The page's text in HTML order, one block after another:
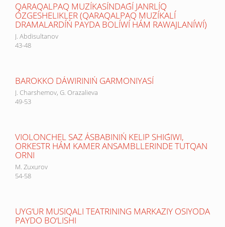
QARAQALPAQ MUZÍKASÍNDAǴÍ JANRLÍQ
ÓZGESHELIKLER (QARAQALPAQ MUZÍKALÍ
DRAMALARDÍŃ PAYDA BOLÍWÍ HÁM RAWAJLANÍWÍ)
J. Abdisultanov
43-48
BAROKKO DÁWIRINIŃ GARMONIYASÍ
J. Charshemov, G. Orazalieva
49-53
VIOLONCHEL SAZ ÁSBABINIŃ KELIP SHIǴIWI,
ORKESTR HÁM KAMER ANSAMBLLERINDE TUTQAN
ORNI
M. Zuxurov
54-58
UYG‘UR MUSIQALI TEATRINING MARKAZIY OSIYODA
PAYDO BO‘LISHI